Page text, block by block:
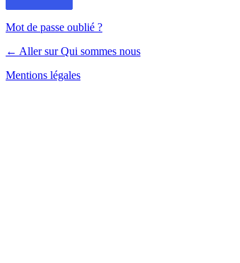
Mot de passe oublié ?
← Aller sur Qui sommes nous
Mentions légales